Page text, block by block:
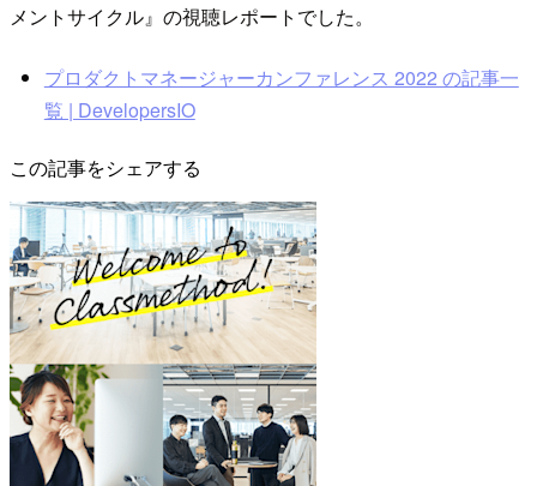
メントサイクル』の視聴レポートでした。
プロダクトマネージャーカンファレンス 2022 の記事一
覧 | DevelopersIO
この記事をシェアする